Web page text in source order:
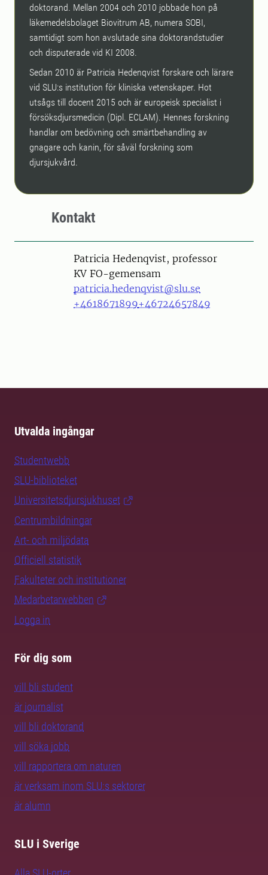
doktorand. Mellan 2004 och 2010 jobbade hon på
läkemedelsbolaget Biovitrum AB, numera SOBI,
samtidigt som hon avslutade sina doktorandstudier
och disputerade vid KI 2008.
Sedan 2010 är Patricia Hedenqvist forskare och lärare
vid SLU:s institution för kliniska vetenskaper. Hot
utsågs till docent 2015 och är europeisk specialist i
försöksdjursmedicin (Dipl. ECLAM). Hennes forskning
handlar om bedövning och smärtbehandling av
gnagare och kanin, för såväl forskning som
djursjukvård.
Kontakt
PersonPatricia Hedenqvist, professor
KV FO-gemensam
patricia.hedenqvist@slu.se
+4618671899+46724657849
Utvalda ingångar
Studentwebb
SLU-biblioteket
Universitetsdjursjukhuset
Centrumbildningar
Art- och miljödata
Officiell statistik
Fakulteter och institutioner
Medarbetarwebben
Logga in
För dig som
vill bli student
är journalist
vill bli doktorand
vill söka jobb
vill rapportera om naturen
är verksam inom SLU:s sektorer
är alumn
SLU i Sverige